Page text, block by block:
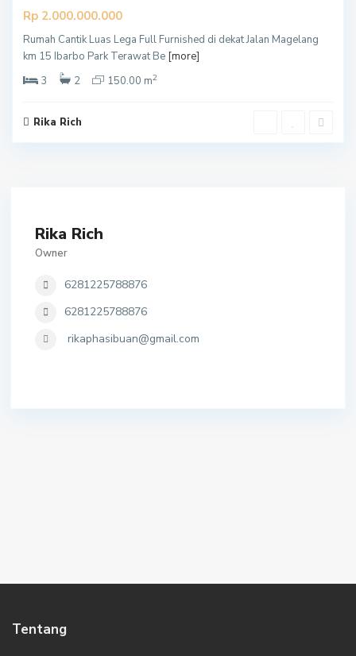
Rp 2.000.000.000
Rumah Cantik Luas Lega Full Furnished di dekat Jalan Magelang
km 15 Ibarbo Park Terawat Be [more]
3
2 150.00 m2
Rika Rich
Rika Rich
Owner
6281225788876
6281225788876
rikaphasibuan@gmail.com
Tentang